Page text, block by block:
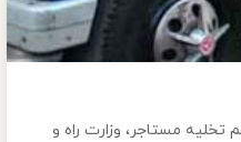
تخلیه مستاجر، وزارت راه و